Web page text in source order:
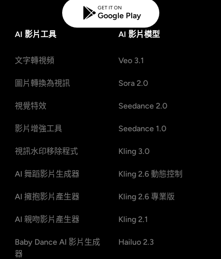
GET IT ON
Google Play
AI 影片工具
文字轉視頻
圖片轉換為視訊
視覺特效
影片增強工具
視訊水印移除程式
AI 舞蹈影片生成器
AI 擁抱影片產生器
AI 親吻影片產生器
Baby Dance AI 影片生成
器
AI 影片模型
Veo 3.1
Sora 2.0
Seedance 2.0
Seedance 1.0
Kling 3.0
Kling 2.6 動態控制
Kling 2.6 專業版
Kling 2.1
Hailuo 2.3